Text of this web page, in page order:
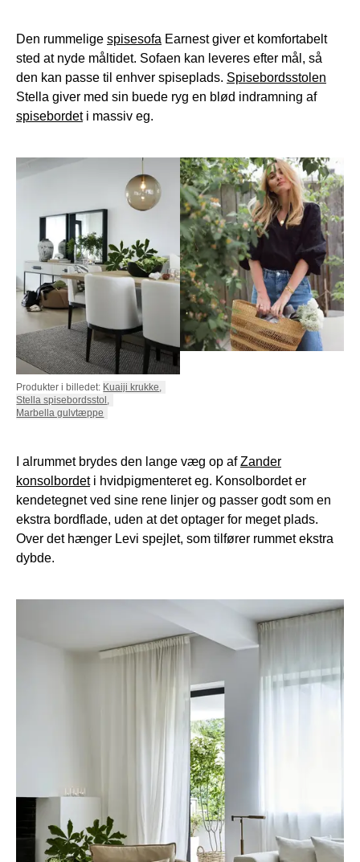
Den rummelige spisesofa Earnest giver et komfortabelt
sted at nyde måltidet. Sofaen kan leveres efter mål, så
den kan passe til enhver spiseplads. Spisebordsstolen
Stella giver med sin buede ryg en blød indramning af
spisebordeti massiv eg.
Produkter i billedet: Kuaiji krukke,
Stella spisebordsstol ,
Marbella gulvtæppe
I alrummet brydes den lange væg op afZander
konsolbordeti hvidpigmenteret eg. Konsolbordet er
kendetegnet ved sine rene linjer og passer godt som en
ekstra bordflade, uden at det optager for meget plads.
Over det hænger Levi spejlet, som tilfører rummet ekstra
dybde.